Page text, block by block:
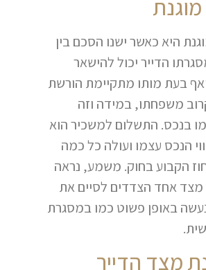
מוגנת
היא כאשר ישנו הסכם בין
הדייר יכול להישאר
בעת מותו מתקיימת הורשת
משפחתו, במידה וזה
בנכס. התשלום למשכיר הוא
הנכס עצמו ועולה כל כמה
הקבוע בחוק. משמע, נראה
מצד אחד הצדדים לסיים את
באופן פשוט כמו במסגרת
מצד הדייר